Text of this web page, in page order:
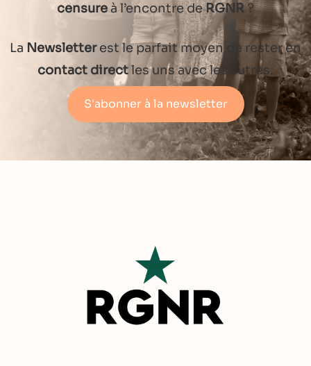
censureà l’encontre deRGNR?
La Newsletterest le parfait moyen de rester en
contact directles uns avec les autres.
S'abonner à la newsletter